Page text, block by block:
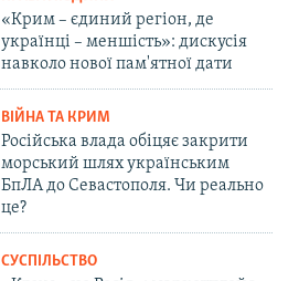
«Крим – єдиний регіон, де
українці – меншість»: дискусія
навколо нової пам'ятної дати
ВІЙНА ТА КРИМ
Російська влада обіцяє закрити
морський шлях українським
БпЛА до Севастополя. Чи реально
це?
СУСПІЛЬСТВО